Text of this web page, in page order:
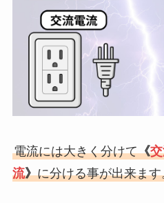
電流には大きく分けて《
流》に分ける事が出来ます